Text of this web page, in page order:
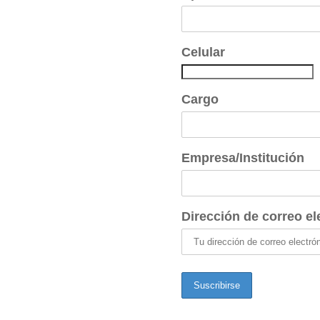
Celular
Cargo
Empresa/Institución
Dirección de correo